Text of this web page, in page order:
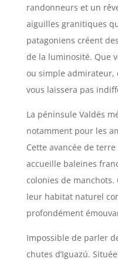
randonneurs et un
aiguilles granitiques
patagoniens créent
de la luminosité. Que
ou simple admirateur,
vous laissera pas
La péninsule Valdés
notamment pour les
Cette avancée de
accueille baleines
colonies de manchots.
leur habitat naturel
profondément
Impossible de parler
chutes d’Iguazú.